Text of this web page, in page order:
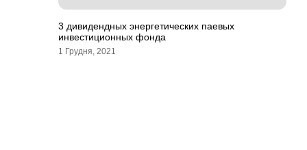
3 дивидендных энергетических паевых
инвестиционных фонда
1 Грудня, 2021